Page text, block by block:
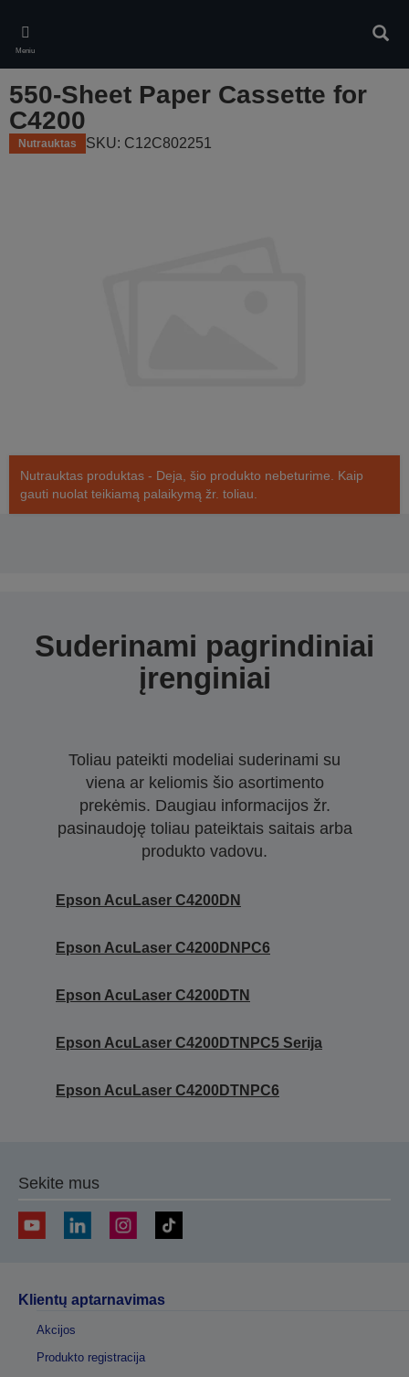
main
content
Meniu
550-Sheet Paper Cassette for
C4200
Nutrauktas SKU: C12C802251
Nutrauktas produktas - Deja, šio produkto nebeturime. Kaip
gauti nuolat teikiamą palaikymą žr. toliau.
Suderinami pagrindiniai
įrenginiai
Toliau pateikti modeliai suderinami su
viena ar keliomis šio asortimento
prekėmis. Daugiau informacijos žr.
pasinaudoję toliau pateiktais saitais arba
produkto vadovu.
Epson AcuLaser C4200DN
Epson AcuLaser C4200DNPC6
Epson AcuLaser C4200DTN
Epson AcuLaser C4200DTNPC5 Serija
Epson AcuLaser C4200DTNPC6
Sekite mus
Klientų aptarnavimas
Akcijos
Produkto registracija